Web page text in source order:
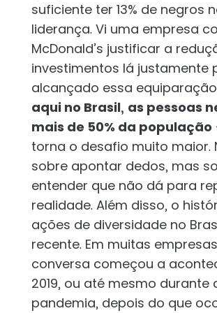
suficiente ter 13% de negros
liderança. Vi uma empresa
McDonald’s justificar a
investimentos lá justamente
alcançado essa
aqui no Brasil, as pessoas
mais de 50% da população
torna o desafio muito maior.
sobre apontar dedos, mas
entender que não dá para
realidade. Além disso, o
ações de diversidade no
recente. Em muitas
conversa começou a
2019, ou até mesmo durante
pandemia, depois do que